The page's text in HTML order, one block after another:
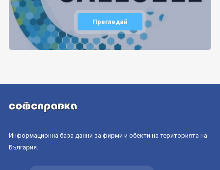
Прегледай
Информационна база данни за фирми и обекти на територията на
България.